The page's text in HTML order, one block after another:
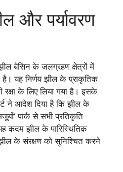
और पर्यावरण
बेसिन के जलग्रहण क्षेत्रों में
है। यह निर्णय झील के प्राकृतिक
के लिए लिया गया है। इसके
ने आदेश दिया है कि झील के
पार्क से सभी प्रतिकृति
कदम झील के पारिस्थितिक
के संरक्षण को सुनिश्चित करने